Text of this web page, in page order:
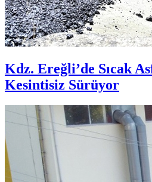
Kdz. Ereğli’de Sıcak
Kesintisiz Sürüyor